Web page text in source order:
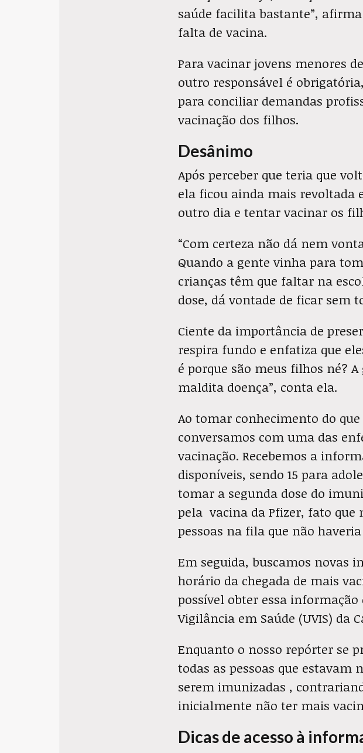
saúde facilita bastante”,
falta de vacina.
Para vacinar jovens menores
outro responsável é
para conciliar demandas
vacinação dos filhos.
Desânimo
Após perceber que teria que
ela ficou ainda mais revoltada
outro dia e tentar vacinar os
“Com certeza não dá nem
Quando a gente vinha para
crianças têm que faltar na
dose, dá vontade de ficar sem
Ciente da importância de
respira fundo e enfatiza que
é porque são meus filhos né?
maldita doença”, conta ela.
Ao tomar conhecimento do
conversamos com uma das
vacinação. Recebemos a
disponíveis, sendo 15 para
tomar a segunda dose do
pela vacina da Pfizer, fato que
pessoas na fila que não
Em seguida, buscamos novas
horário da chegada de mais
possível obter essa
Vigilância em Saúde (UVIS) da
Enquanto o nosso repórter se
todas as pessoas que
serem imunizadas ,
inicialmente não ter mais
Dicas de acesso à